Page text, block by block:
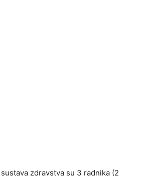
zdravstva su 3 radnika (2